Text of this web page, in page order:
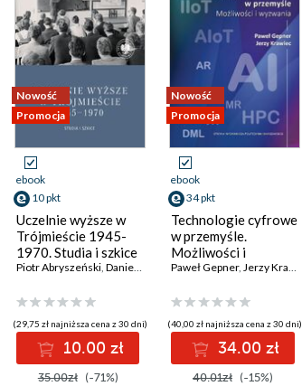
Nowość
Promocja
ebook
10 pkt
Uczelnie wyższe w
Trójmieście 1945-
1970. Studia i szkice
Piotr Abryszeński,Daniel Gucewicz
(29,75 zł najniższa cena z 30 dni)
10.00 zł
35.00zł (-71%)
Nowość
Promocja
ebook
34 pkt
Technologie cyfrowe
w przemyśle.
Możliwości i
wyzwania
Paweł Gepner,Jerzy Krawiec
(40,00 zł najniższa cena z 30 dni)
34.00 zł
40.01zł (-15%)